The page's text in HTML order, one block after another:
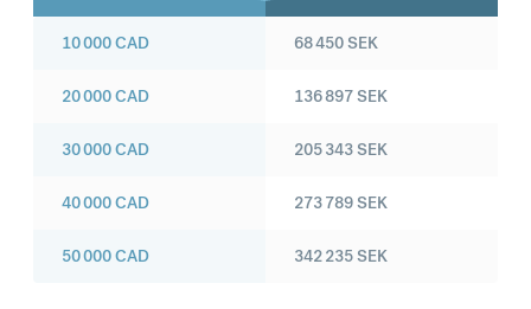
10 000CAD
20 000CAD
30 000CAD
40 000CAD
50 000CAD
68 450SEK
136 897SEK
205 343SEK
273 789SEK
342 235SEK